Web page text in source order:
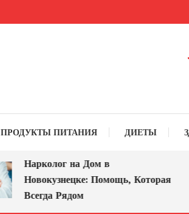
ПРОДУКТЫ ПИТАНИЯ ДИЕТЫ
Нарколог на Дом в
Новокузнецке: Помощь, Которая
Всегда Рядом